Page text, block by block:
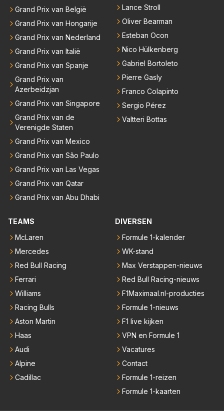
Grand Prix van België
Grand Prix van Hongarije
Grand Prix van Nederland
Grand Prix van Italië
Grand Prix van Spanje
Grand Prix van
Azerbeidzjan
Grand Prix van Singapore
Grand Prix van de
Verenigde Staten
Grand Prix van Mexico
Grand Prix van São Paulo
Grand Prix van Las Vegas
Grand Prix van Qatar
Grand Prix van Abu Dhabi
Lance Stroll
Oliver Bearman
Esteban Ocon
Nico Hülkenberg
Gabriel Bortoleto
Pierre Gasly
Franco Colapinto
Sergio Pérez
Valtteri Bottas
TEAMS
McLaren
Mercedes
Red Bull Racing
Ferrari
Williams
Racing Bulls
Aston Martin
Haas
Audi
Alpine
Cadillac
DIVERSEN
Formule 1-kalender
WK-stand
Max Verstappen-nieuws
Red Bull Racing-nieuws
F1Maximaal.nl-producties
Formule 1-nieuws
F1 live kijken
VPN en Formule 1
Vacatures
Contact
Formule 1-reizen
Formule 1-kaarten